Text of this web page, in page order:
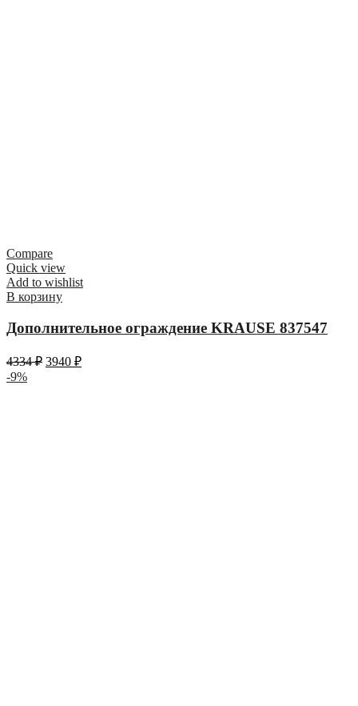
Compare
Quick view
Add to wishlist
В корзину
Дополнительное ограждение KRAUSE 837547
4334₽ 3940 ₽
-9%